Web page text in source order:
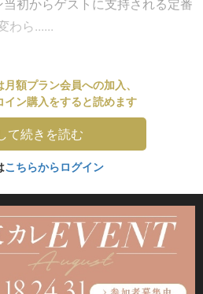
わら......
額プラン会員への加入、
イン購入をすると読めます
て続きを読む
こちらからログイン